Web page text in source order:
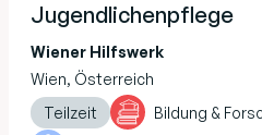
Jugendlichenpflege
Wiener Hilfswerk
Wien, Österreich
Teilzeit
Bildung &